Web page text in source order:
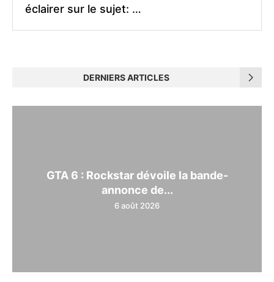
éclairer sur le sujet: …
DERNIERS ARTICLES
GTA 6 : Rockstar dévoile la bande-
annonce de...
6 août 2026